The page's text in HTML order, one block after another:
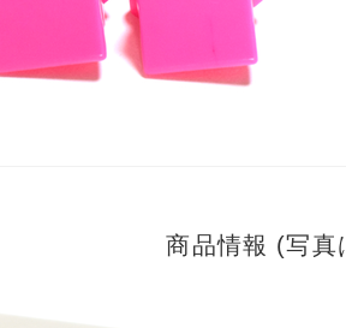
商品情報 (写真